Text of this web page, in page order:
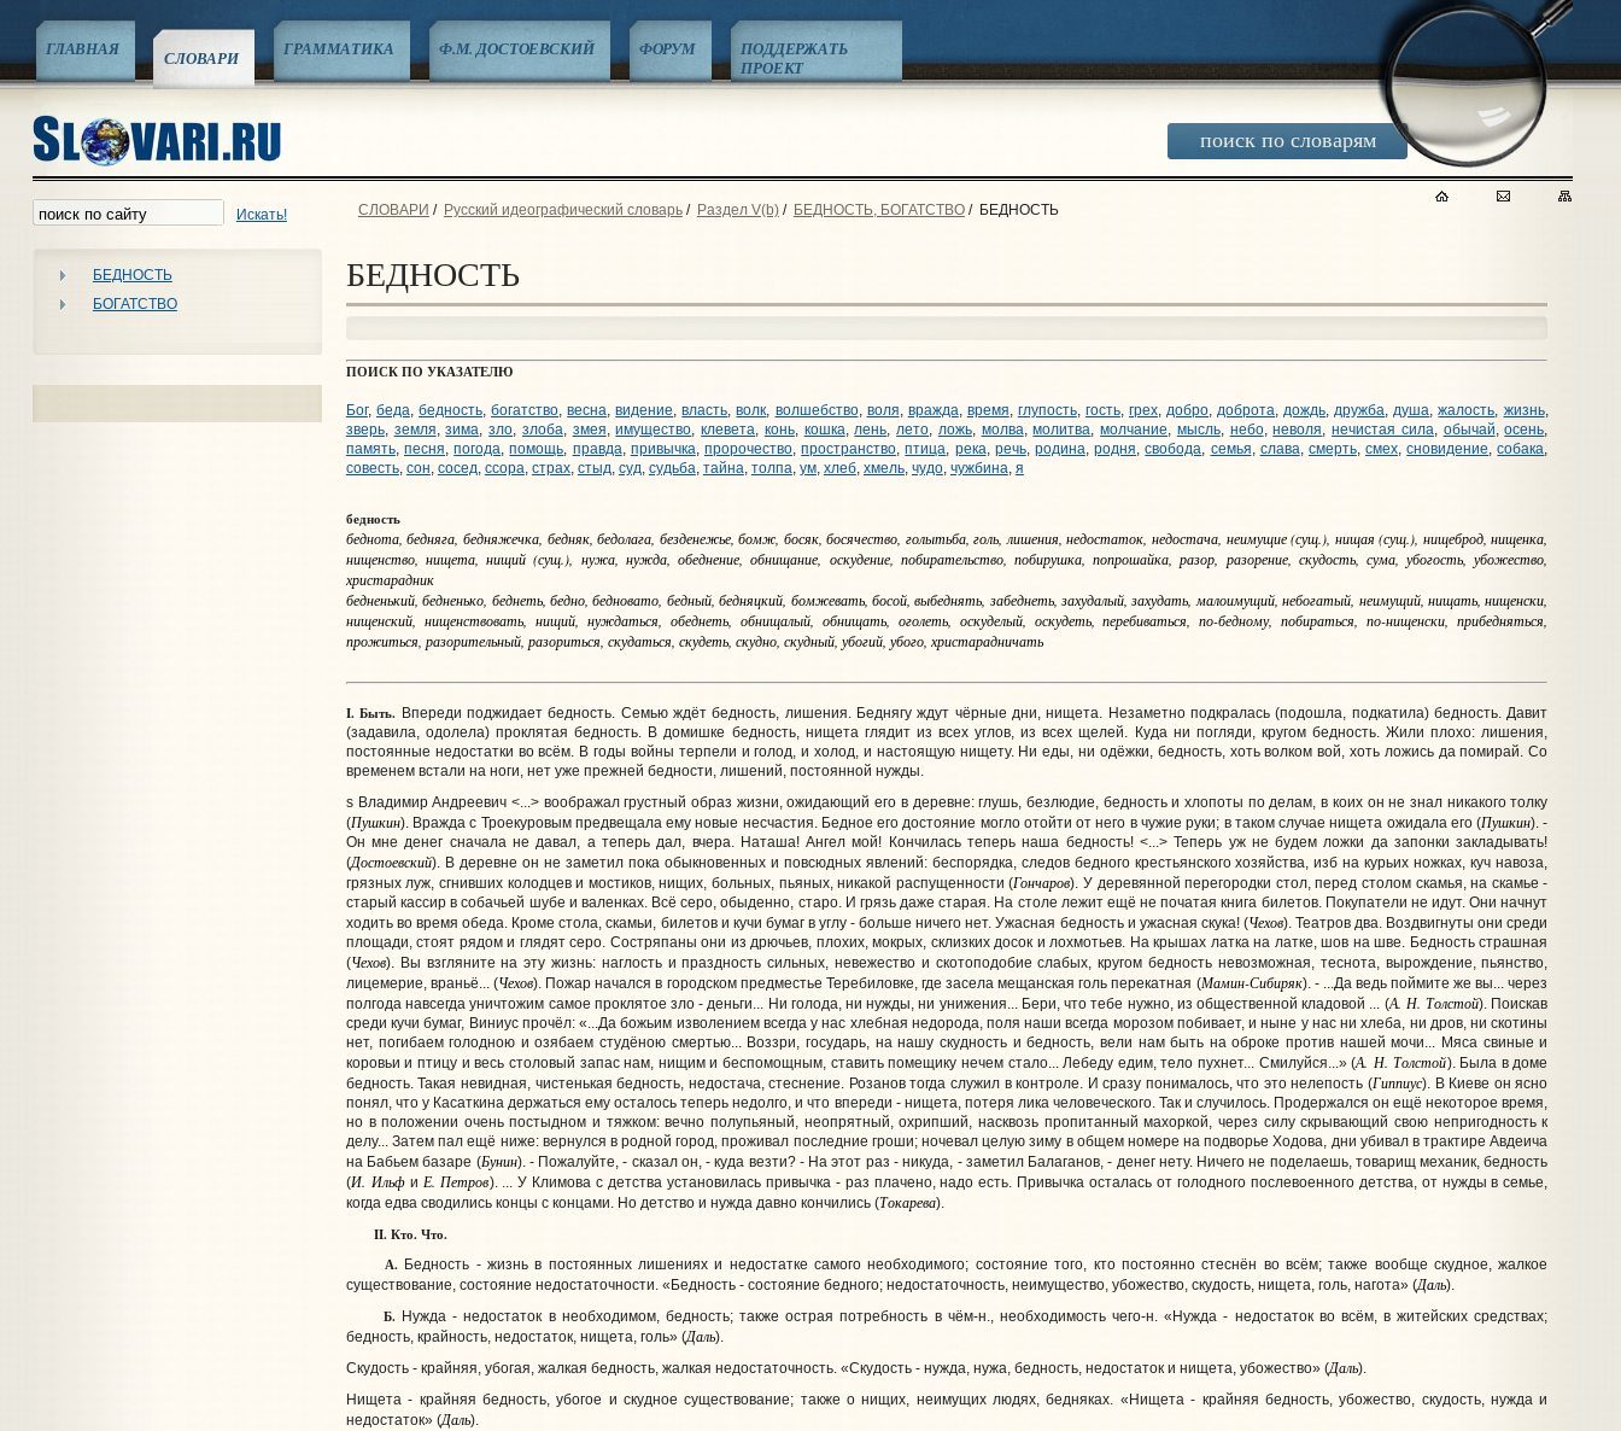
поиск по словарям
ГЛАВНАЯ СЛОВАРИ ГРАММАТИКА Ф.М. ДОСТОЕВСКИЙ ФОРУМ
ПОДДЕРЖАТЬ
ПРОЕКТ
Искать!
БЕДНОСТЬ
БОГАТСТВО
СЛОВАРИ / Русский идеографический словарь/ Раздел V(b)/ БЕДНОСТЬ, БОГАТСТВО/ БЕДНОСТЬ
БЕДНОСТЬ
ПОИСК ПО УКАЗАТЕЛЮ
Бог, беда,бедность,богатство,весна,видение,власть,волк, волшебство, воля, вражда, время, глупость, гость, грех,добро,доброта,дождь,дружба,душа,жалость, жизнь,
зверь, земля,зима,зло, злоба, змея,имущество,клевета, конь, кошка,лень,лето, ложь, молва,молитва,молчание, мысль, небо,неволя,нечистая сила, обычай,осень,
память,песня,погода,помощь, правда, привычка, пророчество,пространство,птица, река, речь, родина,родня,свобода, семья, слава, смерть,смех,сновидение,собака,
совесть, сон, сосед, ссора, страх, стыд, суд, судьба, тайна, толпа, ум, хлеб, хмель, чудо, чужбина, я
бедность
беднота, бедняга, бедняжечка, бедняк, бедолага, безденежье, бомж, босяк, босячество, голытьба, голь, лишения, недостаток, недостача, неимущие (сущ.), нищая (сущ.), нищеброд, нищенка,
нищенство, нищета, нищий (сущ.), нужа, нужда, обеднение, обнищание, оскудение, побирательство, побирушка, попрошайка, разор, разорение, скудость, сума, убогость, убожество,
христарадник
бедненький, бедненько, беднеть, бедно, бедновато, бедный, бедняцкий, бомжевать, босой, выбеднять, забеднеть, захудалый, захудать, малоимущий, небогатый, неимущий, нищать, нищенски,
нищенский, нищенствовать, нищий, нуждаться, обеднеть, обнищалый, обнищать, оголеть, оскуделый, оскудеть, перебиваться, по-бедному, побираться, по-нищенски, прибедняться,
прожиться, разорительный, разориться, скудаться, скудеть, скудно, скудный, убогий, убого, христарадничать
I. Быть. Впереди поджидает бедность. Семью ждёт бедность, лишения. Беднягу ждут чёрные дни, нищета. Незаметно подкралась (подошла, подкатила) бедность. Давит
(задавила, одолела) проклятая бедность. В домишке бедность, нищета глядит из всех углов, из всех щелей. Куда ни погляди, кругом бедность. Жили плохо: лишения,
постоянные недостатки во всём. В годы войны терпели и голод, и холод, и настоящую нищету. Ни еды, ни одёжки, бедность, хоть волком вой, хоть ложись да помирай. Со
временем встали на ноги, нет уже прежней бедности, лишений, постоянной нужды.
s Владимир Андреевич <...> воображал грустный образ жизни, ожидающий его в деревне: глушь, безлюдие, бедность и хлопоты по делам, в коих он не знал никакого толку
(Пушкин). Вражда с Троекуровым предвещала ему новые несчастия. Бедное его достояние могло отойти от него в чужие руки; в таком случае нищета ожидала его (Пушкин). -
Он мне денег сначала не давал, а теперь дал, вчера. Наташа! Ангел мой! Кончилась теперь наша бедность! <...> Теперь уж не будем ложки да запонки закладывать!
(Достоевский). В деревне он не заметил пока обыкновенных и повсюдных явлений: беспорядка, следов бедного крестьянского хозяйства, изб на курьих ножках, куч навоза,
грязных луж, сгнивших колодцев и мостиков, нищих, больных, пьяных, никакой распущенности (Гончаров). У деревянной перегородки стол, перед столом скамья, на скамье -
старый кассир в собачьей шубе и валенках. Всё серо, обыденно, старо. И грязь даже старая. На столе лежит ещё не початая книга билетов. Покупатели не идут. Они начнут
ходить во время обеда. Кроме стола, скамьи, билетов и кучи бумаг в углу - больше ничего нет. Ужасная бедность и ужасная скука! (Чехов). Театров два. Воздвигнуты они среди
площади, стоят рядом и глядят серо. Состряпаны они из дрючьев, плохих, мокрых, склизких досок и лохмотьев. На крышах латка на латке, шов на шве. Бедность страшная
(Чехов). Вы взгляните на эту жизнь: наглость и праздность сильных, невежество и скотоподобие слабых, кругом бедность невозможная, теснота, вырождение, пьянство,
лицемерие, враньё... (Чехов). Пожар начался в городском предместье Теребиловке, где засела мещанская голь перекатная (Мамин-Сибиряк). - ...Да ведь поймите же вы... через
полгода навсегда уничтожим самое проклятое зло - деньги... Ни голода, ни нужды, ни унижения... Бери, что тебе нужно, из общественной кладовой ... (А. Н. Толстой). Поискав
среди кучи бумаг, Виниус прочёл: «...Да божьим изволением всегда у нас хлебная недорода, поля наши всегда морозом побивает, и ныне у нас ни хлеба, ни дров, ни скотины
нет, погибаем голодною и озябаем студёною смертью... Воззри, государь, на нашу скудность и бедность, вели нам быть на оброке против нашей мочи... Мяса свиные и
коровьи и птицу и весь столовый запас нам, нищим и беспомощным, ставить помещику нечем стало... Лебеду едим, тело пухнет... Смилуйся...» (А. Н. Толстой). Была в доме
бедность. Такая невидная, чистенькая бедность, недостача, стеснение. Розанов тогда служил в контроле. И сразу понималось, что это нелепость (Гиппиус). В Киеве он ясно
понял, что у Касаткина держаться ему осталось теперь недолго, и что впереди - нищета, потеря лика человеческого. Так и случилось. Продержался он ещё некоторое время,
но в положении очень постыдном и тяжком: вечно полупьяный, неопрятный, охрипший, насквозь пропитанный махоркой, через силу скрывающий свою непригодность к
делу... Затем пал ещё ниже: вернулся в родной город, проживал последние гроши; ночевал целую зиму в общем номере на подворье Ходова, дни убивал в трактире Авдеича
на Бабьем базаре (Бунин). - Пожалуйте, - сказал он, - куда везти? - На этот раз - никуда, - заметил Балаганов, - денег нету. Ничего не поделаешь, товарищ механик, бедность
(И. Ильф и Е. Петров). ... У Климова с детства установилась привычка - раз плачено, надо есть. Привычка осталась от голодного послевоенного детства, от нужды в семье,
когда едва сводились концы с концами. Но детство и нужда давно кончились (Токарева).
II. Кто. Что.
А. Бедность - жизнь в постоянных лишениях и недостатке самого необходимого; состояние того, кто постоянно стеснён во всём; также вообще скудное, жалкое
существование, состояние недостаточности. «Бедность - состояние бедного; недостаточность, неимущество, убожество, скудость, нищета, голь, нагота» (Даль).
Б. Нужда - недостаток в необходимом, бедность; также острая потребность в чём-н., необходимость чего-н. «Нужда - недостаток во всём, в житейских средствах;
бедность, крайность, недостаток, нищета, голь» (Даль).
Скудость - крайняя, убогая, жалкая бедность, жалкая недостаточность. «Скудость - нужда, нужа, бедность, недостаток и нищета, убожество» (Даль).
Нищета - крайняя бедность, убогое и скудное существование; также о нищих, неимущих людях, бедняках. «Нищета - крайняя бедность, убожество, скудость, нужда и
недостаток» (Даль).